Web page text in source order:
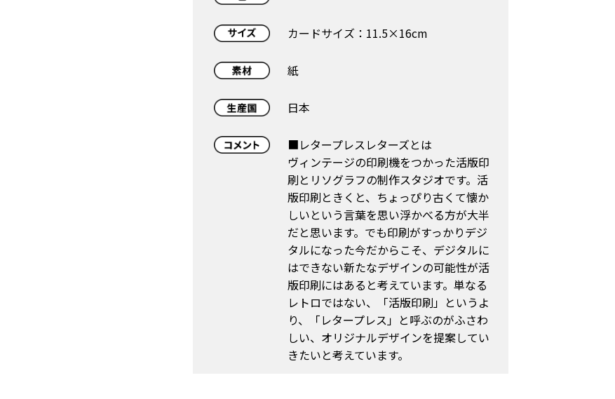
カードサイズ：11.5×16cm
紙
日本
■レタープレスレターズとは
ヴィンテージの印刷機をつかった活版印
刷とリソグラフの制作スタジオです。活
版印刷ときくと、ちょっぴり古くて懐か
しいという言葉を思い浮かべる方が大半
だと思います。でも印刷がすっかりデジ
タルになった今だからこそ、デジタルに
はできない新たなデザインの可能性が活
版印刷にはあると考えています。単なる
レトロではない、「活版印刷」というよ
り、「レタープレス」と呼ぶのがふさわ
しい、オリジナルデザインを提案してい
きたいと考えています。